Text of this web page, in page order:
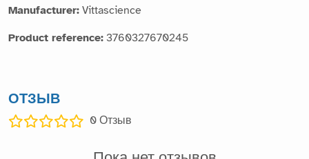
Manufacturer: Vittascience
Product reference: 3760327670245
ОТЗЫВ
0 Отзыв